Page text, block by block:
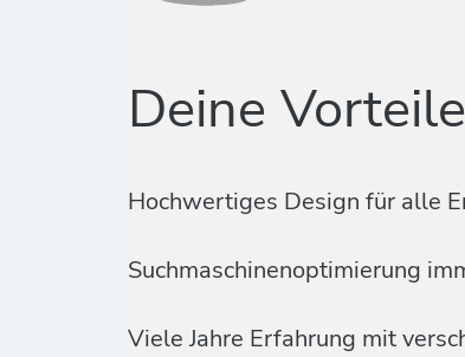
Deine
Hochwertiges Design für alle
Suchmaschinenoptimierung
Viele Jahre Erfahrung mit